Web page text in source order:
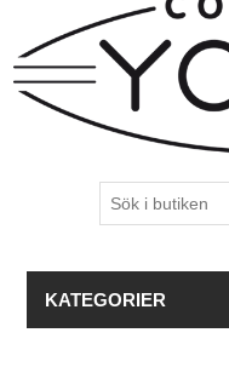
KATEGORIER